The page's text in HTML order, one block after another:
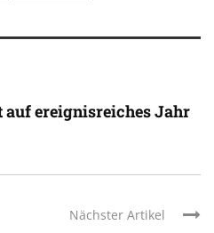
ereignisreiches Jahr
Nächster Artikel